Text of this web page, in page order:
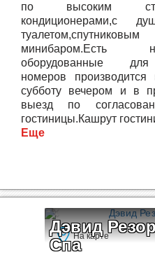
по высоким
кондиционерами,с
минибаром.Есть
оборудованные для
номеров
субботу вечером и в
выезд по
гостиницы.Кашрут
Еще
Дэвид
СпаНа карте